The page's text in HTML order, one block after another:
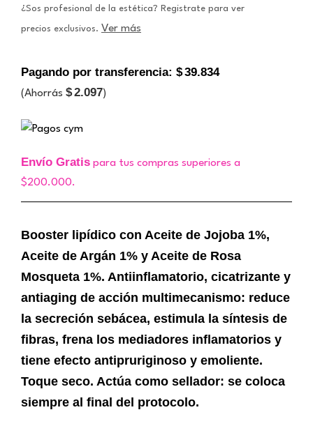
¿Sos profesional de la estética? Registrate para ver
precios exclusivos. Ver más
Pagando por transferencia: $39.834
(Ahorrás $2.097)
Envío Gratis para tus compras superiores a
$200.000.
Booster lipídico con Aceite de Jojoba 1%,
Aceite de Argán 1% y Aceite de Rosa
Mosqueta 1%. Antiinflamatorio, cicatrizante y
antiaging de acción multimecanismo: reduce
la secreción sebácea, estimula la síntesis de
fibras, frena los mediadores inflamatorios y
tiene efecto antipruriginoso y emoliente.
Toque seco. Actúa como sellador: se coloca
siempre al final del protocolo.